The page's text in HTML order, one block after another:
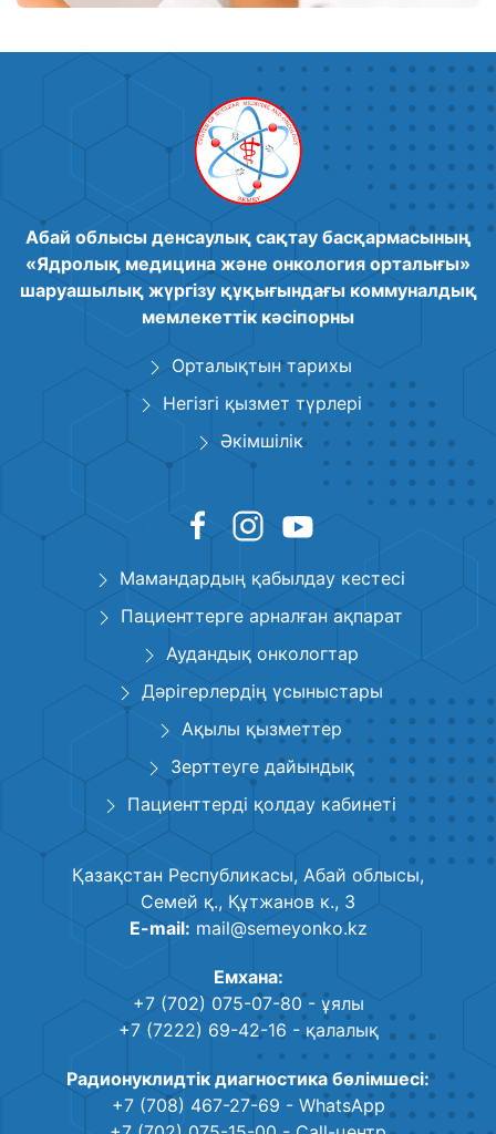
Абай облысы денсаулық сақтау басқармасының
«Ядролық медицина және онкология орталығы»
шаруашылық жүргізу құқығындағы коммуналдық
мемлекеттік кәсіпорны
Орталықтын тарихы
Негізгі қызмет түрлері
Әкімшілік
Мамандардың қабылдау кестесі
Пациенттерге арналған ақпарат
Аудандық онкологтар
Дәрігерлердің үсыныстары
Ақылы қызметтер
Зерттеуге дайындық
Пациенттерді қолдау кабинеті
Қазақстан Республикасы, Абай облысы,
Семей қ., Құтжанов к., 3
E-mail: mail@semeyonko.kz
Емхана:
+7 (702) 075-07-80- ұялы
+7 (7222) 69-42-16 - қалалық
Радионуклидтік диагностика бөлімшесі:
+7 (708) 467-27-69 - WhatsApp